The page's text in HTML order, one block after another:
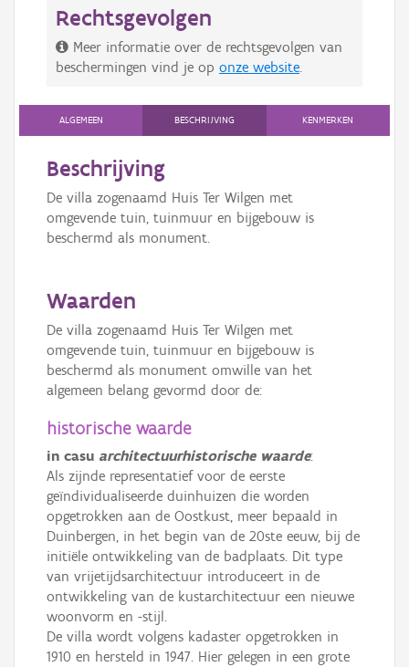
Rechtsgevolgen
Meer informatie over de rechtsgevolgen van
beschermingen vind je op onze website
ALGEMEEN BESCHRIJVING KENMERKEN
Beschrijving
De villa zogenaamd Huis Ter Wilgen met
omgevende tuin, tuinmuur en bijgebouw is
beschermd als monument.
Waarden
De villa zogenaamd Huis Ter Wilgen met
omgevende tuin, tuinmuur en bijgebouw is
beschermd als monument omwille van het
algemeen belang gevormd door de:
historische waarde
in casu architectuurhistorische waarde:
Als zijnde representatief voor de eerste
geïndividualiseerde duinhuizen die worden
opgetrokken aan de Oostkust, meer bepaald in
Duinbergen, in het begin van de 20ste eeuw, bij de
initiële ontwikkeling van de badplaats. Dit type
van vrijetijdsarchitectuur introduceert in de
ontwikkeling van de kustarchitectuur een nieuwe
woonvorm en -stijl.
De villa wordt volgens kadaster opgetrokken in
1910 en hersteld in 1947. Hier gelegen in een grote